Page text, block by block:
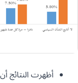
أظهرت النتائج